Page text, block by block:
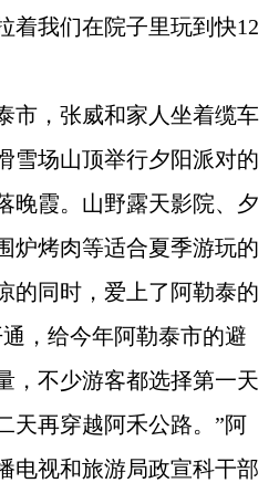
着我们在院子里玩到快12
市，张威和家人坐着缆车
雪场山顶举行夕阳派对的
晚霞。山野露天影院、夕
炉烤肉等适合夏季游玩的
的同时，爱上了阿勒泰的
，给今年阿勒泰市的避
，不少游客都选择第一天
天再穿越阿禾公路。”阿
电视和旅游局政宣科干部